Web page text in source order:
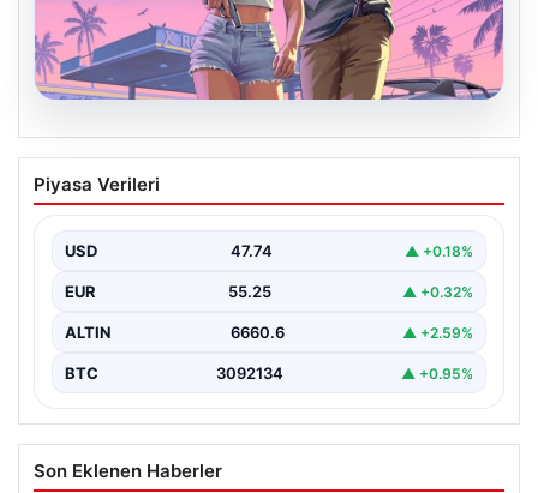
06.08.2026
GTA 6’nın Oynanış Görüntüleri İlk Kez
Netflix’te İzleyiciyle Buluşacak
olan Grand Theft Auto 6'nın oynanış videosunun 27…
Piyasa Verileri
USD 47.74 ▲ +0.18%
EUR 55.25 ▲ +0.32%
ALTIN 6660.6 ▲ +2.59%
BTC 3092134 ▲ +0.95%
Son Eklenen Haberler